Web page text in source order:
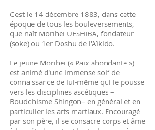
C'est le 14 décembre 1883, dans cette
époque de tous les bouleversements,
que naît Morihei UESHIBA, fondateur
(soke) ou 1er Doshu de l'Aïkido.
Le jeune Morihei (« Paix abondante »)
est animé d'une immense soif de
connaissance de lui-même qui le pousse
vers les disciplines ascétiques –
Bouddhisme Shingon– en général et en
particulier les arts martiaux. Encouragé
par son père, il se consacre corps et âme